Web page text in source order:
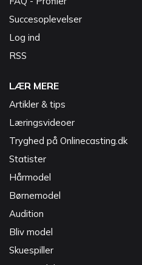
Succesoplevelser
Log ind
RSS
LÆR MERE
Artikler & tips
Læringsvideoer
Tryghed på Onlinecasting.dk
Statister
Hårmodel
Børnemodel
Audition
Bliv model
Skuespiller